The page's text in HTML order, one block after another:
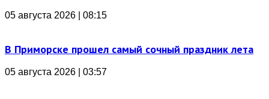
05 августа 2026 | 08:15
В Приморске прошел самый сочный праздник лета
05 августа 2026 | 03:57